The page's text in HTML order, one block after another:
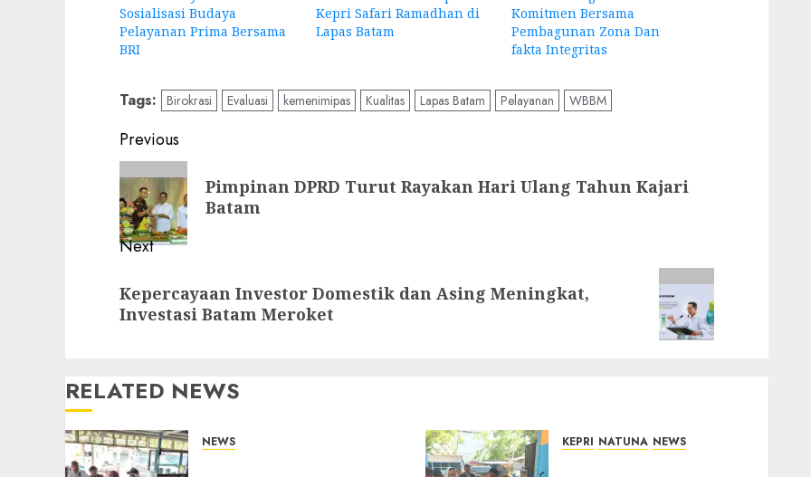
Sosialisasi Budaya
Pelayanan Prima Bersama
BRI
Kepri Safari Ramadhan di
Lapas Batam
Komitmen Bersama
Pembagunan Zona Dan
fakta Integritas
Tags: Birokrasi Evaluasi kemenimipas Kualitas Lapas Batam Pelayanan WBBM
Post
navigation
Previous
Previous
post:
Pimpinan DPRD Turut Rayakan Hari Ulang Tahun Kajari
Batam
Next
post:
Kepercayaan Investor Domestik dan Asing Meningkat,
Investasi Batam Meroket
RELATED NEWS
NEWS KEPRI NATUNA NEWS